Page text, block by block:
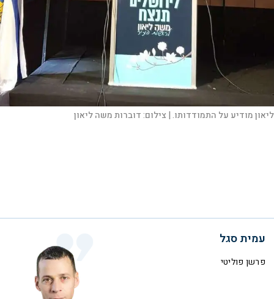
ליאון מודיע על התמודדותו. | צילום:דוברות משה ליאון
עמית סגל
פרשן פוליטי